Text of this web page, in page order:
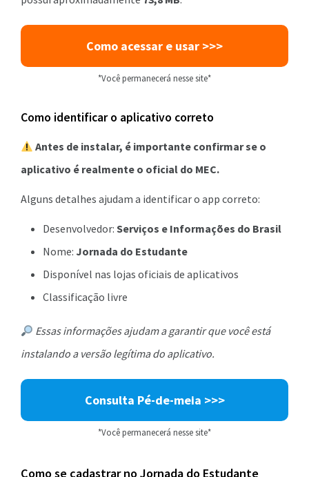
Como acessar e usar >>>
*Você permanecerá nesse site*
Como identificar o aplicativo correto
Antes de instalar, é importante confirmar se o
aplicativo é realmente o oficial do MEC.
Alguns detalhes ajudam a identificar o app correto:
Desenvolvedor: Serviços e Informações do Brasil
Nome: Jornada do Estudante
Disponível nas lojas oficiais de aplicativos
Classificação livre
Essas informações ajudam a garantir que você está
instalando a versão legítima do aplicativo.
Consulta Pé-de-meia >>>
*Você permanecerá nesse site*
Como se cadastrar no Jornada do Estudante